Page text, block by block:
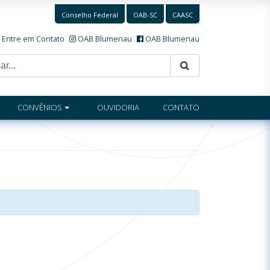
Conselho Federal OAB-SC CAASC
Entre em Contato OAB Blumenau OAB Blumenau
CONVÊNIOS OUVIDORIA CONTATO